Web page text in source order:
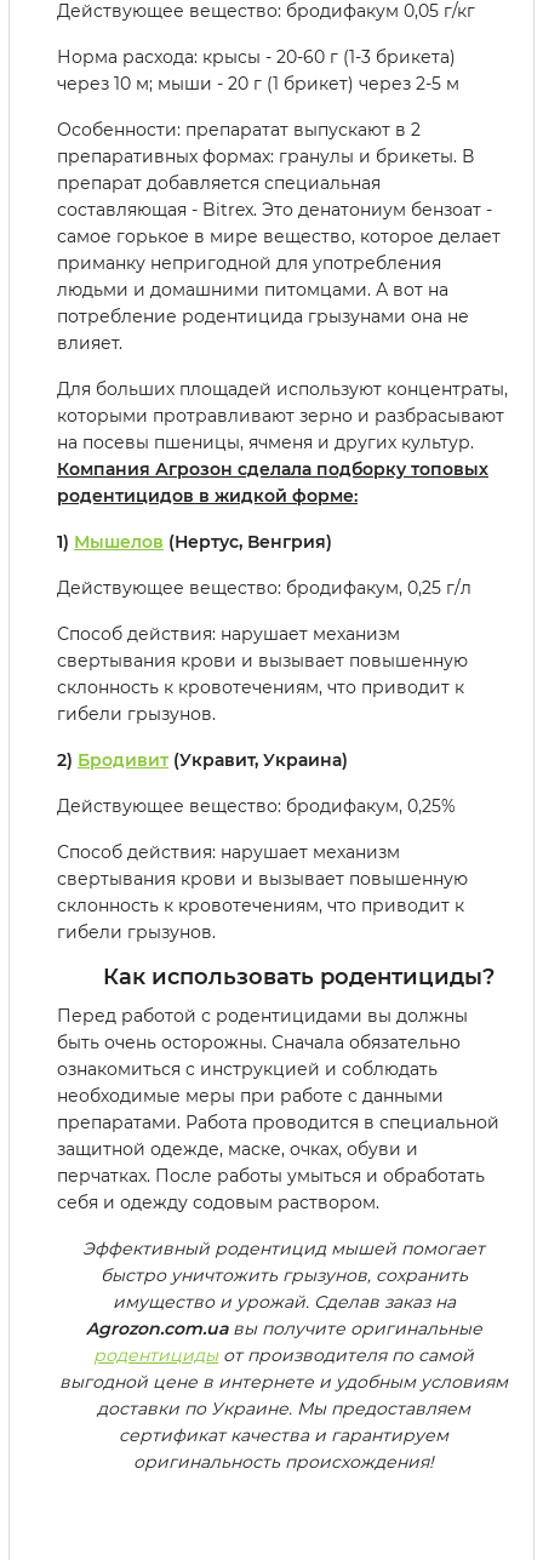
Действующее вещество: бродифакум 0,05 г/кг
Норма расхода: крысы - 20-60 г (1-3 брикета)
через 10 м; мыши - 20 г (1 брикет) через 2-5 м
Особенности: препаратат выпускают в 2
препаративных формах: гранулы и брикеты. В
препарат добавляется специальная
составляющая - Bitrex. Это денатониум бензоат -
самое горькое в мире вещество, которое делает
приманку непригодной для употребления
людьми и домашними питомцами. А вот на
потребление родентицида грызунами она не
влияет.
Для больших площадей используют концентраты,
которыми протравливают зерно и разбрасывают
на посевы пшеницы, ячменя и других культур.
Компания Агрозон сделала подборку топовых
родентицидов в жидкой форме:
1) Мышелов (Нертус, Венгрия)
Действующее вещество: бродифакум, 0,25 г/л
Способ действия: нарушает механизм
свертывания крови и вызывает повышенную
склонность к кровотечениям, что приводит к
гибели грызунов.
2) Бродивит (Укравит, Украина)
Действующее вещество: бродифакум, 0,25%
Способ действия: нарушает механизм
свертывания крови и вызывает повышенную
склонность к кровотечениям, что приводит к
гибели грызунов.
Как использовать родентициды?
Перед работой с родентицидами вы должны
быть очень осторожны. Сначала обязательно
ознакомиться с инструкцией и соблюдать
необходимые меры при работе с данными
препаратами. Работа проводится в специальной
защитной одежде, маске, очках, обуви и
перчатках. После работы умыться и обработать
себя и одежду содовым раствором.
Эффективный родентицид мышей помогает
быстро уничтожить грызунов, сохранить
имущество и урожай. Сделав заказ на
Agrozon.com.uaвы получите оригинальные
родентицидыот производителя по самой
выгодной цене в интернете и удобным условиям
доставки по Украине. Мы предоставляем
сертификат качества и гарантируем
оригинальность происхождения!